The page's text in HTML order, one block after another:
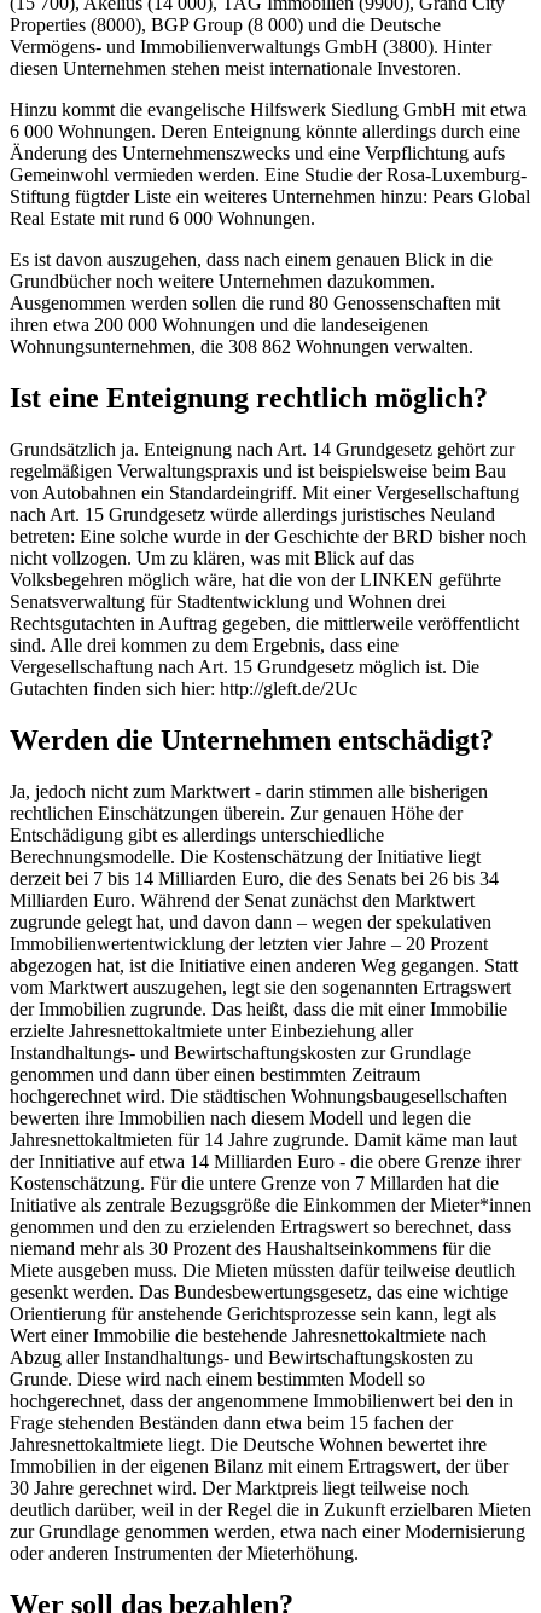
Properties (8000), BGP Group (8 000) und die Deutsche
Vermögens- und Immobilienverwaltungs GmbH (3800). Hinter
diesen Unternehmen stehen meist internationale Investoren.
Hinzu kommt die evangelische Hilfswerk Siedlung GmbH mit etwa
6 000 Wohnungen. Deren Enteignung könnte allerdings durch eine
Änderung des Unternehmenszwecks und eine Verpflichtung aufs
Gemeinwohl vermieden werden. Eine Studie der Rosa-Luxemburg-
Stiftung fügtder Liste ein weiteres Unternehmen hinzu: Pears Global
Real Estate mit rund 6 000 Wohnungen.
Es ist davon auszugehen, dass nach einem genauen Blick in die
Grundbücher noch weitere Unternehmen dazukommen.
Ausgenommen werden sollen die rund 80 Genossenschaften mit
ihren etwa 200 000 Wohnungen und die landeseigenen
Wohnungsunternehmen, die 308 862 Wohnungen verwalten.
Ist eine Enteignung rechtlich möglich?
Grundsätzlich ja. Enteignung nach Art. 14 Grundgesetz gehört zur
regelmäßigen Verwaltungspraxis und ist beispielsweise beim Bau
von Autobahnen ein Standardeingriff. Mit einer Vergesellschaftung
nach Art. 15 Grundgesetz würde allerdings juristisches Neuland
betreten: Eine solche wurde in der Geschichte der BRD bisher noch
nicht vollzogen. Um zu klären, was mit Blick auf das
Volksbegehren möglich wäre, hat die von der LINKEN geführte
Senatsverwaltung für Stadtentwicklung und Wohnen drei
Rechtsgutachten in Auftrag gegeben, die mittlerweile veröffentlicht
sind. Alle drei kommen zu dem Ergebnis, dass eine
Vergesellschaftung nach Art. 15 Grundgesetz möglich ist. Die
Gutachten finden sich hier: http://gleft.de/2Uc
Werden die Unternehmen entschädigt?
Ja, jedoch nicht zum Marktwert - darin stimmen alle bisherigen
rechtlichen Einschätzungen überein. Zur genauen Höhe der
Entschädigung gibt es allerdings unterschiedliche
Berechnungsmodelle. Die Kostenschätzung der Initiative liegt
derzeit bei 7 bis 14 Milliarden Euro, die des Senats bei 26 bis 34
Milliarden Euro. Während der Senat zunächst den Marktwert
zugrunde gelegt hat, und davon dann – wegen der spekulativen
Immobilienwertentwicklung der letzten vier Jahre – 20 Prozent
abgezogen hat, ist die Initiative einen anderen Weg gegangen. Statt
vom Marktwert auszugehen, legt sie den sogenannten Ertragswert
der Immobilien zugrunde. Das heißt, dass die mit einer Immobilie
erzielte Jahresnettokaltmiete unter Einbeziehung aller
Instandhaltungs- und Bewirtschaftungskosten zur Grundlage
genommen und dann über einen bestimmten Zeitraum
hochgerechnet wird. Die städtischen Wohnungsbaugesellschaften
bewerten ihre Immobilien nach diesem Modell und legen die
Jahresnettokaltmieten für 14 Jahre zugrunde. Damit käme man laut
der Innitiative auf etwa 14 Milliarden Euro - die obere Grenze ihrer
Kostenschätzung. Für die untere Grenze von 7 Millarden hat die
Initiative als zentrale Bezugsgröße die Einkommen der Mieter*innen
genommen und den zu erzielenden Ertragswert so berechnet, dass
niemand mehr als 30 Prozent des Haushaltseinkommens für die
Miete ausgeben muss. Die Mieten müssten dafür teilweise deutlich
gesenkt werden. Das Bundesbewertungsgesetz, das eine wichtige
Orientierung für anstehende Gerichtsprozesse sein kann, legt als
Wert einer Immobilie die bestehende Jahresnettokaltmiete nach
Abzug aller Instandhaltungs- und Bewirtschaftungskosten zu
Grunde. Diese wird nach einem bestimmten Modell so
hochgerechnet, dass der angenommene Immobilienwert bei den in
Frage stehenden Beständen dann etwa beim 15 fachen der
Jahresnettokaltmiete liegt. Die Deutsche Wohnen bewertet ihre
Immobilien in der eigenen Bilanz mit einem Ertragswert, der über
30 Jahre gerechnet wird. Der Marktpreis liegt teilweise noch
deutlich darüber, weil in der Regel die in Zukunft erzielbaren Mieten
zur Grundlage genommen werden, etwa nach einer Modernisierung
oder anderen Instrumenten der Mieterhöhung.
Wer soll das bezahlen?